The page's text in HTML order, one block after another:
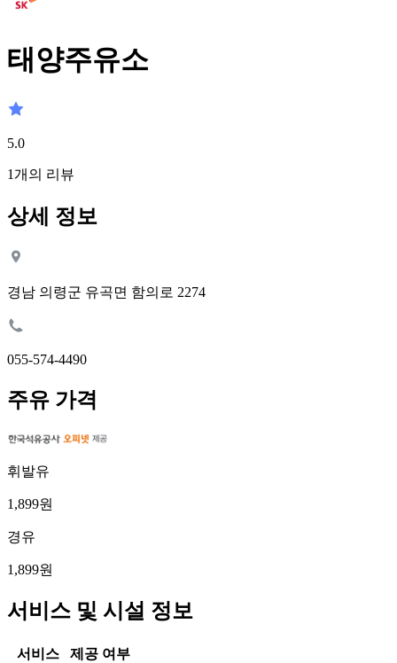
태양주유소
5.0
1개의 리뷰
상세 정보
경남 의령군 유곡면 함의로 2274
055-574-4490
주유 가격
휘발유
1,899원
경유
1,899원
서비스 및 시설 정보
서비스 제공 여부